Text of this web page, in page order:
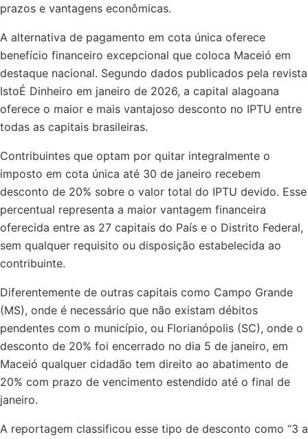
prazos e vantagens econômicas.
A alternativa de pagamento em cota única oferece
benefício financeiro excepcional que coloca Maceió em
destaque nacional. Segundo dados publicados pela revista
IstoÉ Dinheiro em janeiro de 2026, a capital alagoana
oferece o maior e mais vantajoso desconto no IPTU entre
todas as capitais brasileiras.
Contribuintes que optam por quitar integralmente o
imposto em cota única até 30 de janeiro recebem
desconto de 20% sobre o valor total do IPTU devido. Esse
percentual representa a maior vantagem financeira
oferecida entre as 27 capitais do País e o Distrito Federal,
sem qualquer requisito ou disposição estabelecida ao
contribuinte.
Diferentemente de outras capitais como Campo Grande
(MS), onde é necessário que não existam débitos
pendentes com o município, ou Florianópolis (SC), onde o
desconto de 20% foi encerrado no dia 5 de janeiro, em
Maceió qualquer cidadão tem direito ao abatimento de
20% com prazo de vencimento estendido até o final de
janeiro.
A reportagem classificou esse tipo de desconto como “3 a